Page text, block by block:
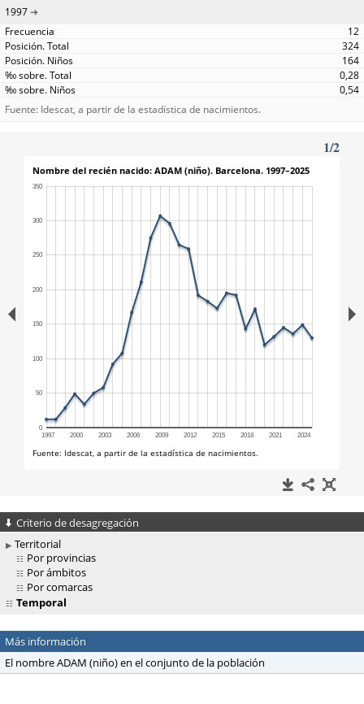
1997
12
324
164
0,28
0,54
Fuente: Idescat, a partir de la estadística de nacimientos.
Criterio de desagregación
Territorial
Por provincias
Por ámbitos
Por comarcas
Temporal
Más información
El nombre ADAM (niño) en el conjunto de la población